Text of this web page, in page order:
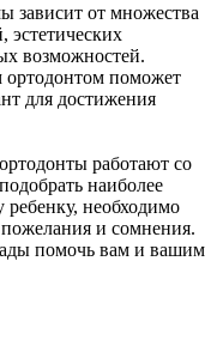
зависит от множества
возможностей.
ортодонтом поможет
для достижения
работают со
наиболее
необходимо
и сомнения.
помочь вам и вашим